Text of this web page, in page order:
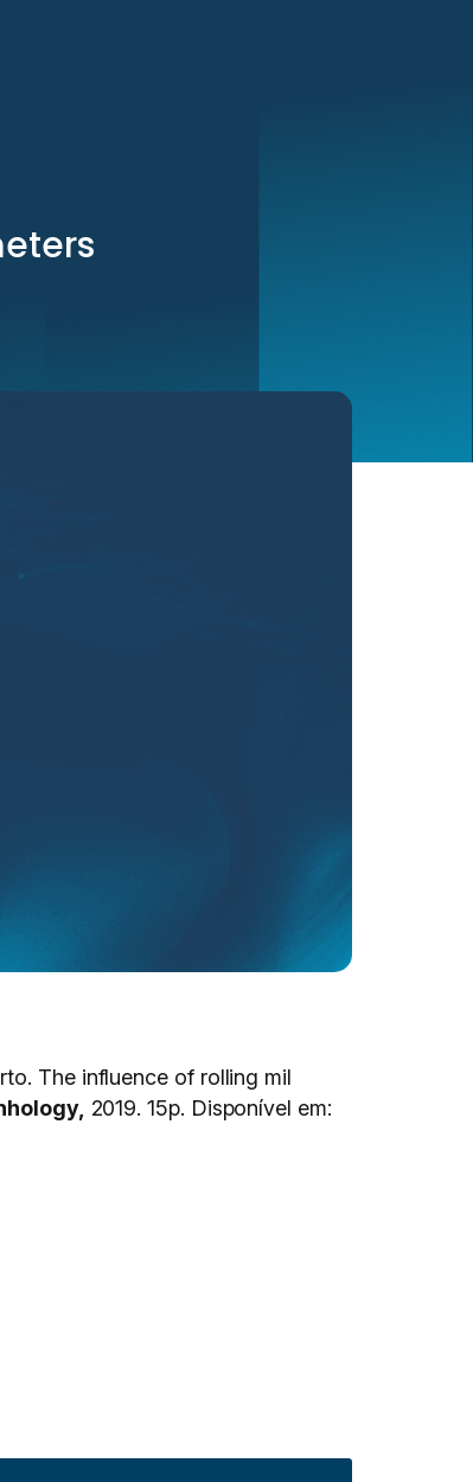
The influence of rolling mil
2019. 15p. Disponível em: